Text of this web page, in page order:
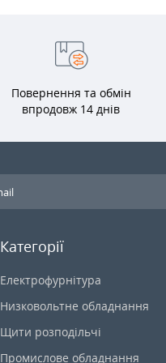
Повернення та обмін
впродовж 14 днів
Категорії
Електрофурнітура
Низковольтне обладнання
Щити розподільчі
Промислове обладнання